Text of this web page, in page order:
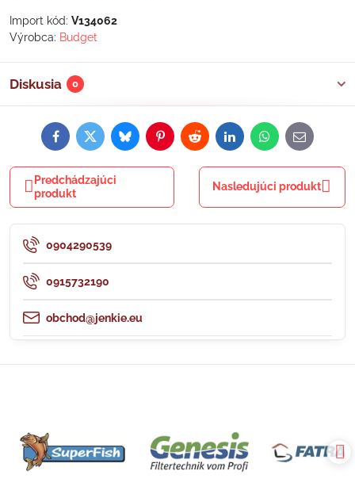
Import kód: V134062
Výrobca: Budget
Diskusia 0
FacebookTwitterBlueskyPinterestRedditLinkedInWhatsApp
E-
mail
Predchádzajúci
produkt
Nasledujúci produkt
0904290539
0915732190
obchod@jenkie.eu